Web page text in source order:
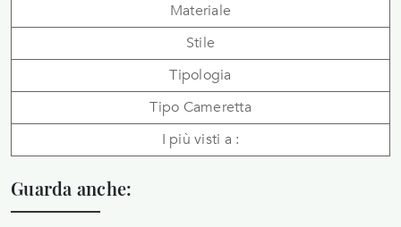
Materiale
Stile
Tipologia
Tipo Cameretta
I più visti a :
Guarda anche: